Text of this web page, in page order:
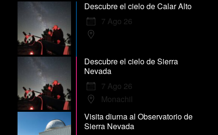
Descubre el cielo de Calar Alto
7 Ago 26
Descubre el cielo de Sierra
Nevada
7 Ago 26
Monachil
Visita diurna al Observatorio de
Sierra Nevada